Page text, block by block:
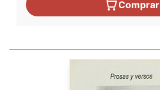
Comprar